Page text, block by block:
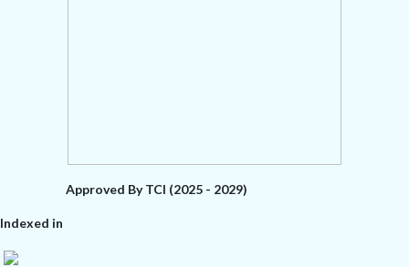
Approved By TCI (2025 - 2029)
Indexed in